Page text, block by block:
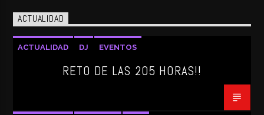
ACTUALIDAD
ACTUALIDAD DJ EVENTOS
RETO DE LAS 205 HORAS!!